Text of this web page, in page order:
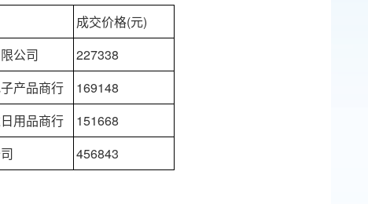
成交价格(元)
公司
227338
产品商行
169148
用品商行
151668
456843